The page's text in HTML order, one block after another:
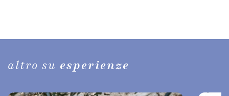
altro su esperienze